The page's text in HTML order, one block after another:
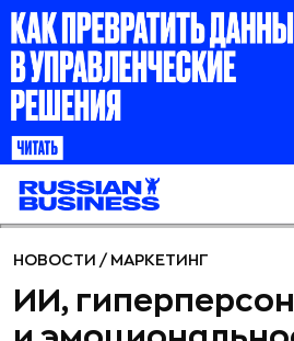
НОВОСТИ / МАРКЕТИНГ
ИИ,